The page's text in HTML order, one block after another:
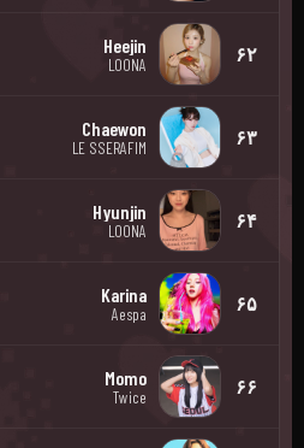
۶۲ Heejin
LOONA
۶۳ Chaewon
LE SSERAFIM
۶۴ Hyunjin
LOONA
۶۵ Karina
Aespa
۶۶ Momo
Twice